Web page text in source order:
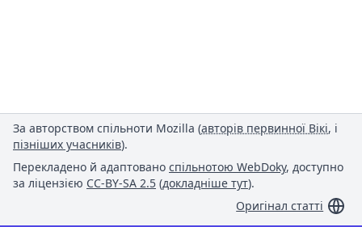
За авторством спільноти Mozilla (авторів первинної Вікі, і
пізніших учасників).
Перекладено й адаптовано спільнотою WebDoky, доступно
за ліцензією CC-BY-SA 2.5 (докладніше тут).
Оригінал статті